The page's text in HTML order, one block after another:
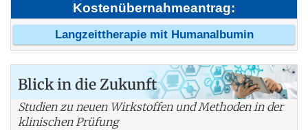
Kostenübernahmeantrag:
Langzeittherapie mit Humanalbumin
Blick in die Zukunft
Studien zu neuen Wirkstoffen und Methoden in der
klinischen Prüfung